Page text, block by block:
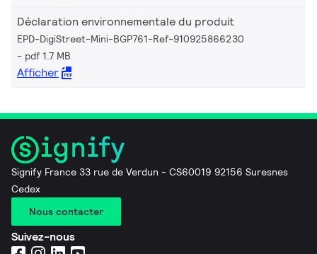
Déclaration environnementale du produit
EPD-DigiStreet-Mini-BGP761-Ref-910925866230
pdf 1.7 MB
Afficher
Signify France 33 rue de Verdun - CS60019 92156 Suresnes
Cedex
Nous contacter
Suivez-nous